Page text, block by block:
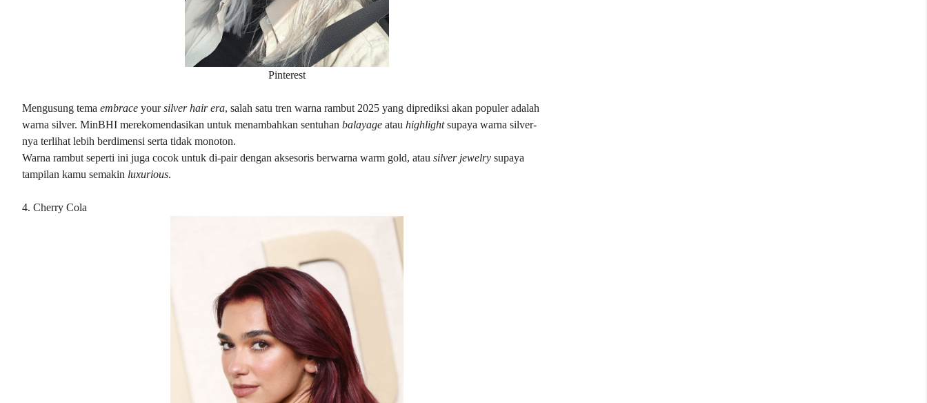
Pinterest
Mengusung tema embrace yoursilver hair era, salah satu tren warna rambut 2025 yang diprediksi akan populer adalah
warna silver. MinBHI merekomendasikan untuk menambahkan sentuhan balayage atau highlightsupaya warna silver-
nya terlihat lebih berdimensi serta tidak monoton.
Warna rambut seperti ini juga cocok untuk di-pair dengan aksesoris berwarna warm gold, atau silver jewelry supaya
tampilan kamu semakin luxurious.
4. Cherry Cola